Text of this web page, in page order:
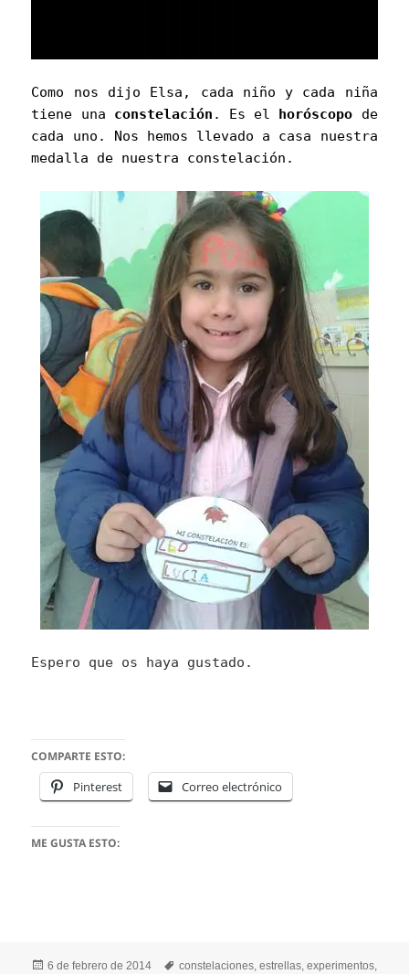
Como nos dijo Elsa, cada niño y cada niña
tiene una constelación . Es el horóscopo de
cada uno. Nos hemos llevado a casa nuestra
medalla de nuestra constelación.
Espero que os haya gustado.
COMPARTE ESTO:
Pinterest Correo electrónico
ME GUSTA ESTO:
Publicado
6 de febrero de 2014 Etiquetas
constelaciones ,estrellas ,experimentos